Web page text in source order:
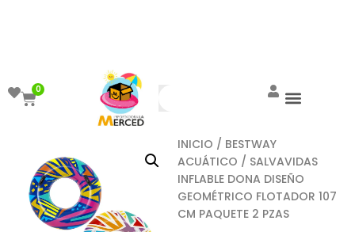
0
INICIO / BESTWAY
ACUÁTICO / SALVAVIDAS
INFLABLE DONA DISEÑO
GEOMÉTRICO FLOTADOR 107
CM PAQUETE 2 PZAS